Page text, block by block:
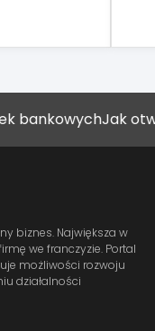
Jak
biznes. Największa w
we franczyzie. Portal
możliwości rozwoju
działalności